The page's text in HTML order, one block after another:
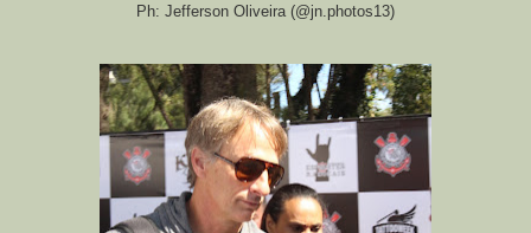
Ph: Jefferson Oliveira (@jn.photos13)